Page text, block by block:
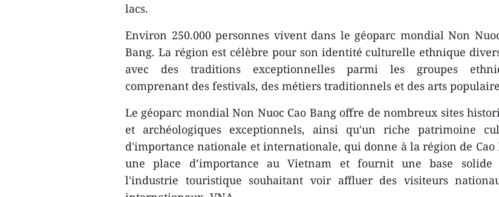
lacs.
Environ 250.000 personnes vivent dans le géoparc mondial Non
Bang. La région est célèbre pour son identité culturelle ethnique
avec des traditions exceptionnelles parmi les groupes
comprenant des festivals, des métiers traditionnels et des arts
Le géoparc mondial Non Nuoc Cao Bang offre de nombreux sites
et archéologiques exceptionnels, ainsi qu'un riche patrimoine
d'importance nationale et internationale, qui donne à la région de Cao
une place d’importance au Vietnam et fournit une base solide
l'industrie touristique souhaitant voir affluer des visiteurs